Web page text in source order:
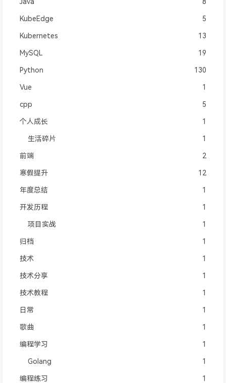
Java 8
KubeEdge 5
Kubernetes 13
MySQL 19
Python 130
Vue 1
cpp 5
个人成长 1
生活碎片 1
前端 2
寒假提升 12
年度总结 1
开发历程 1
项目实战 1
归档 1
技术 1
技术分享 1
技术教程 1
日常 1
歌曲 1
编程学习 1
Golang 1
编程练习 1